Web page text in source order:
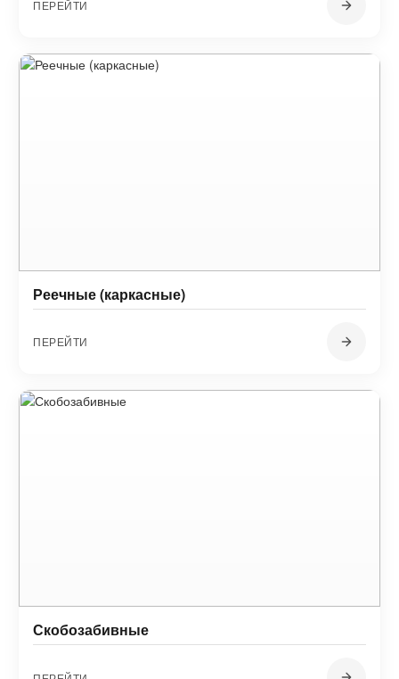
ПЕРЕЙТИ
Реечные (каркасные)
ПЕРЕЙТИ
Скобозабивные